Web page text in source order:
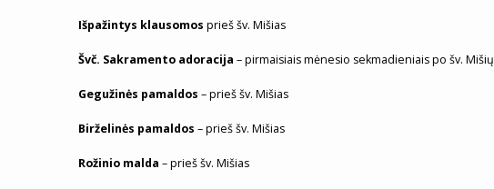
Išpažintys klausomos prieš šv. Mišias
Švč. Sakramento adoracija – pirmaisiais mėnesio sekmadieniais po šv. Mišių
Gegužinės pamaldos – prieš šv. Mišias
Birželinės pamaldos – prieš šv. Mišias
Rožinio malda – prieš šv. Mišias